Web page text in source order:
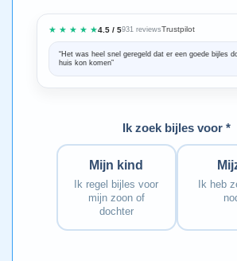
★ ★ ★ ★ ★4.5 / 5931 reviewsTrustpilot
“Het was heel snel geregeld dat er een goede bijles
huis kon komen”
Ik zoek bijles voor *
Mijn kind
Ik regel bijles voor
mijn zoon of
dochter
Ik heb